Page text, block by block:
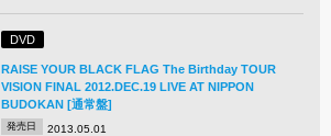
DVD
RAISE YOUR BLACK FLAG The Birthday TOUR
VISION FINAL 2012.DEC.19 LIVE AT NIPPON
BUDOKAN [通常盤]
発売日 2013.05.01